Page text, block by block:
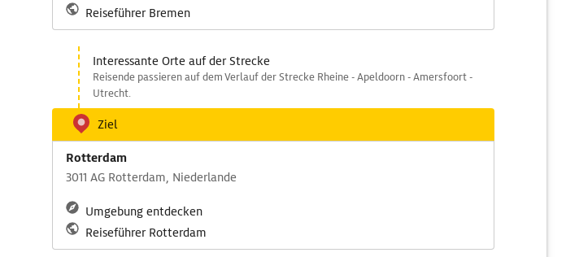
Reiseführer Bremen
Interessante Orte auf der Strecke
Reisende passieren auf dem Verlauf der Strecke Rheine - Apeldoorn - Amersfoort -
Utrecht.
Ziel
Rotterdam
3011 AG Rotterdam, Niederlande
Umgebung entdecken
Reiseführer Rotterdam